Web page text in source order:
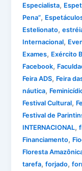
Especialista,
Pena”,
Estelionato,
Internacional,
Exames, Exército
Facebook,
Feira ADS, Feira
náutica,
Festival Cultural,
Festival de
INTERNACIONAL,
Financiamento,
Floresta
tarefa,forjado,